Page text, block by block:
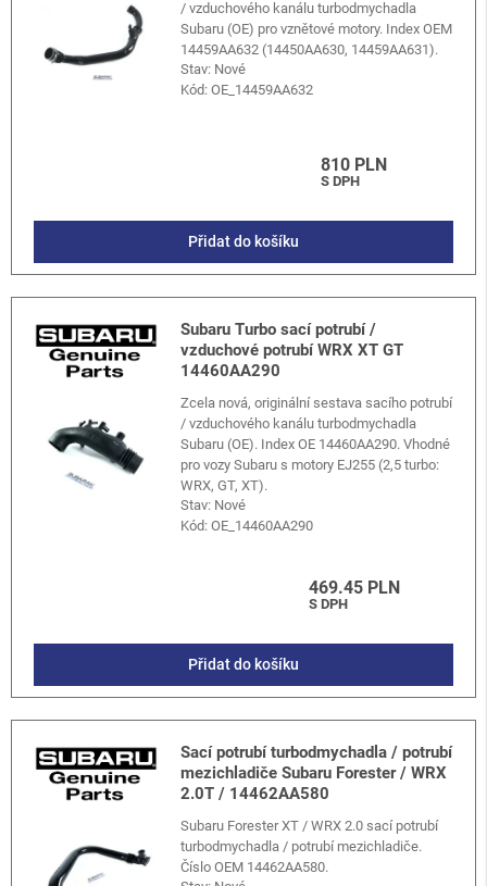
/ vzduchového kanálu turbodmychadla
Subaru (OE) pro vznětové motory. Index OEM
14459AA632 (14450AA630, 14459AA631).
Stav: Nové
Kód:OE_14459AA632
810 PLN
S DPH
Přidat do košíku
Subaru Turbo sací potrubí /
vzduchové potrubí WRX XT GT
14460AA290
Zcela nová, originální sestava sacího potrubí
/ vzduchového kanálu turbodmychadla
Subaru (OE). Index OE 14460AA290. Vhodné
pro vozy Subaru s motory EJ255 (2,5 turbo:
WRX, GT, XT).
Stav: Nové
Kód:OE_14460AA290
469.45 PLN
S DPH
Přidat do košíku
Sací potrubí turbodmychadla / potrubí
mezichladiče Subaru Forester / WRX
2.0T / 14462AA580
Subaru Forester XT / WRX 2.0 sací potrubí
turbodmychadla / potrubí mezichladiče.
Číslo OEM 14462AA580.